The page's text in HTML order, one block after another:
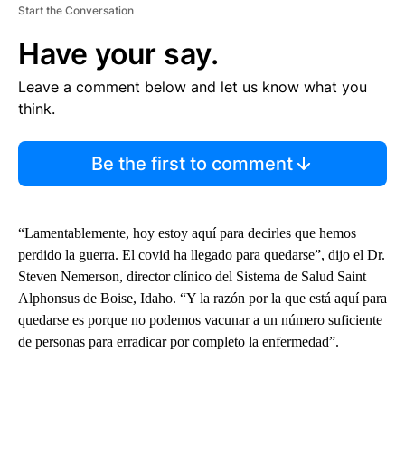
Start the Conversation
Have your say.
Leave a comment below and let us know what you
think.
Be the first to comment
“Lamentablemente, hoy estoy aquí para decirles que hemos
perdido la guerra. El covid ha llegado para quedarse”, dijo el Dr.
Steven Nemerson, director clínico del Sistema de Salud Saint
Alphonsus de Boise, Idaho. “Y la razón por la que está aquí para
quedarse es porque no podemos vacunar a un número suficiente
de personas para erradicar por completo la enfermedad”.